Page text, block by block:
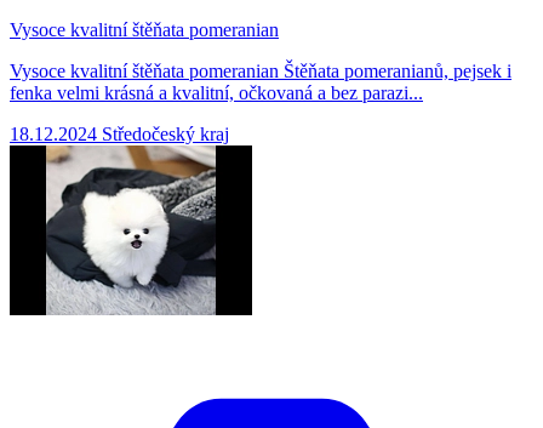
Vysoce kvalitní štěňata pomeranian
Vysoce kvalitní štěňata pomeranian Štěňata pomeranianů, pejsek i
fenka velmi krásná a kvalitní, očkovaná a bez parazi...
18.12.2024 Středočeský kraj